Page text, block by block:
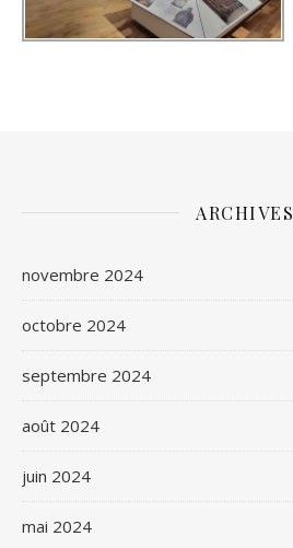
ARCHIVES
novembre 2024
octobre 2024
septembre 2024
août 2024
juin 2024
mai 2024